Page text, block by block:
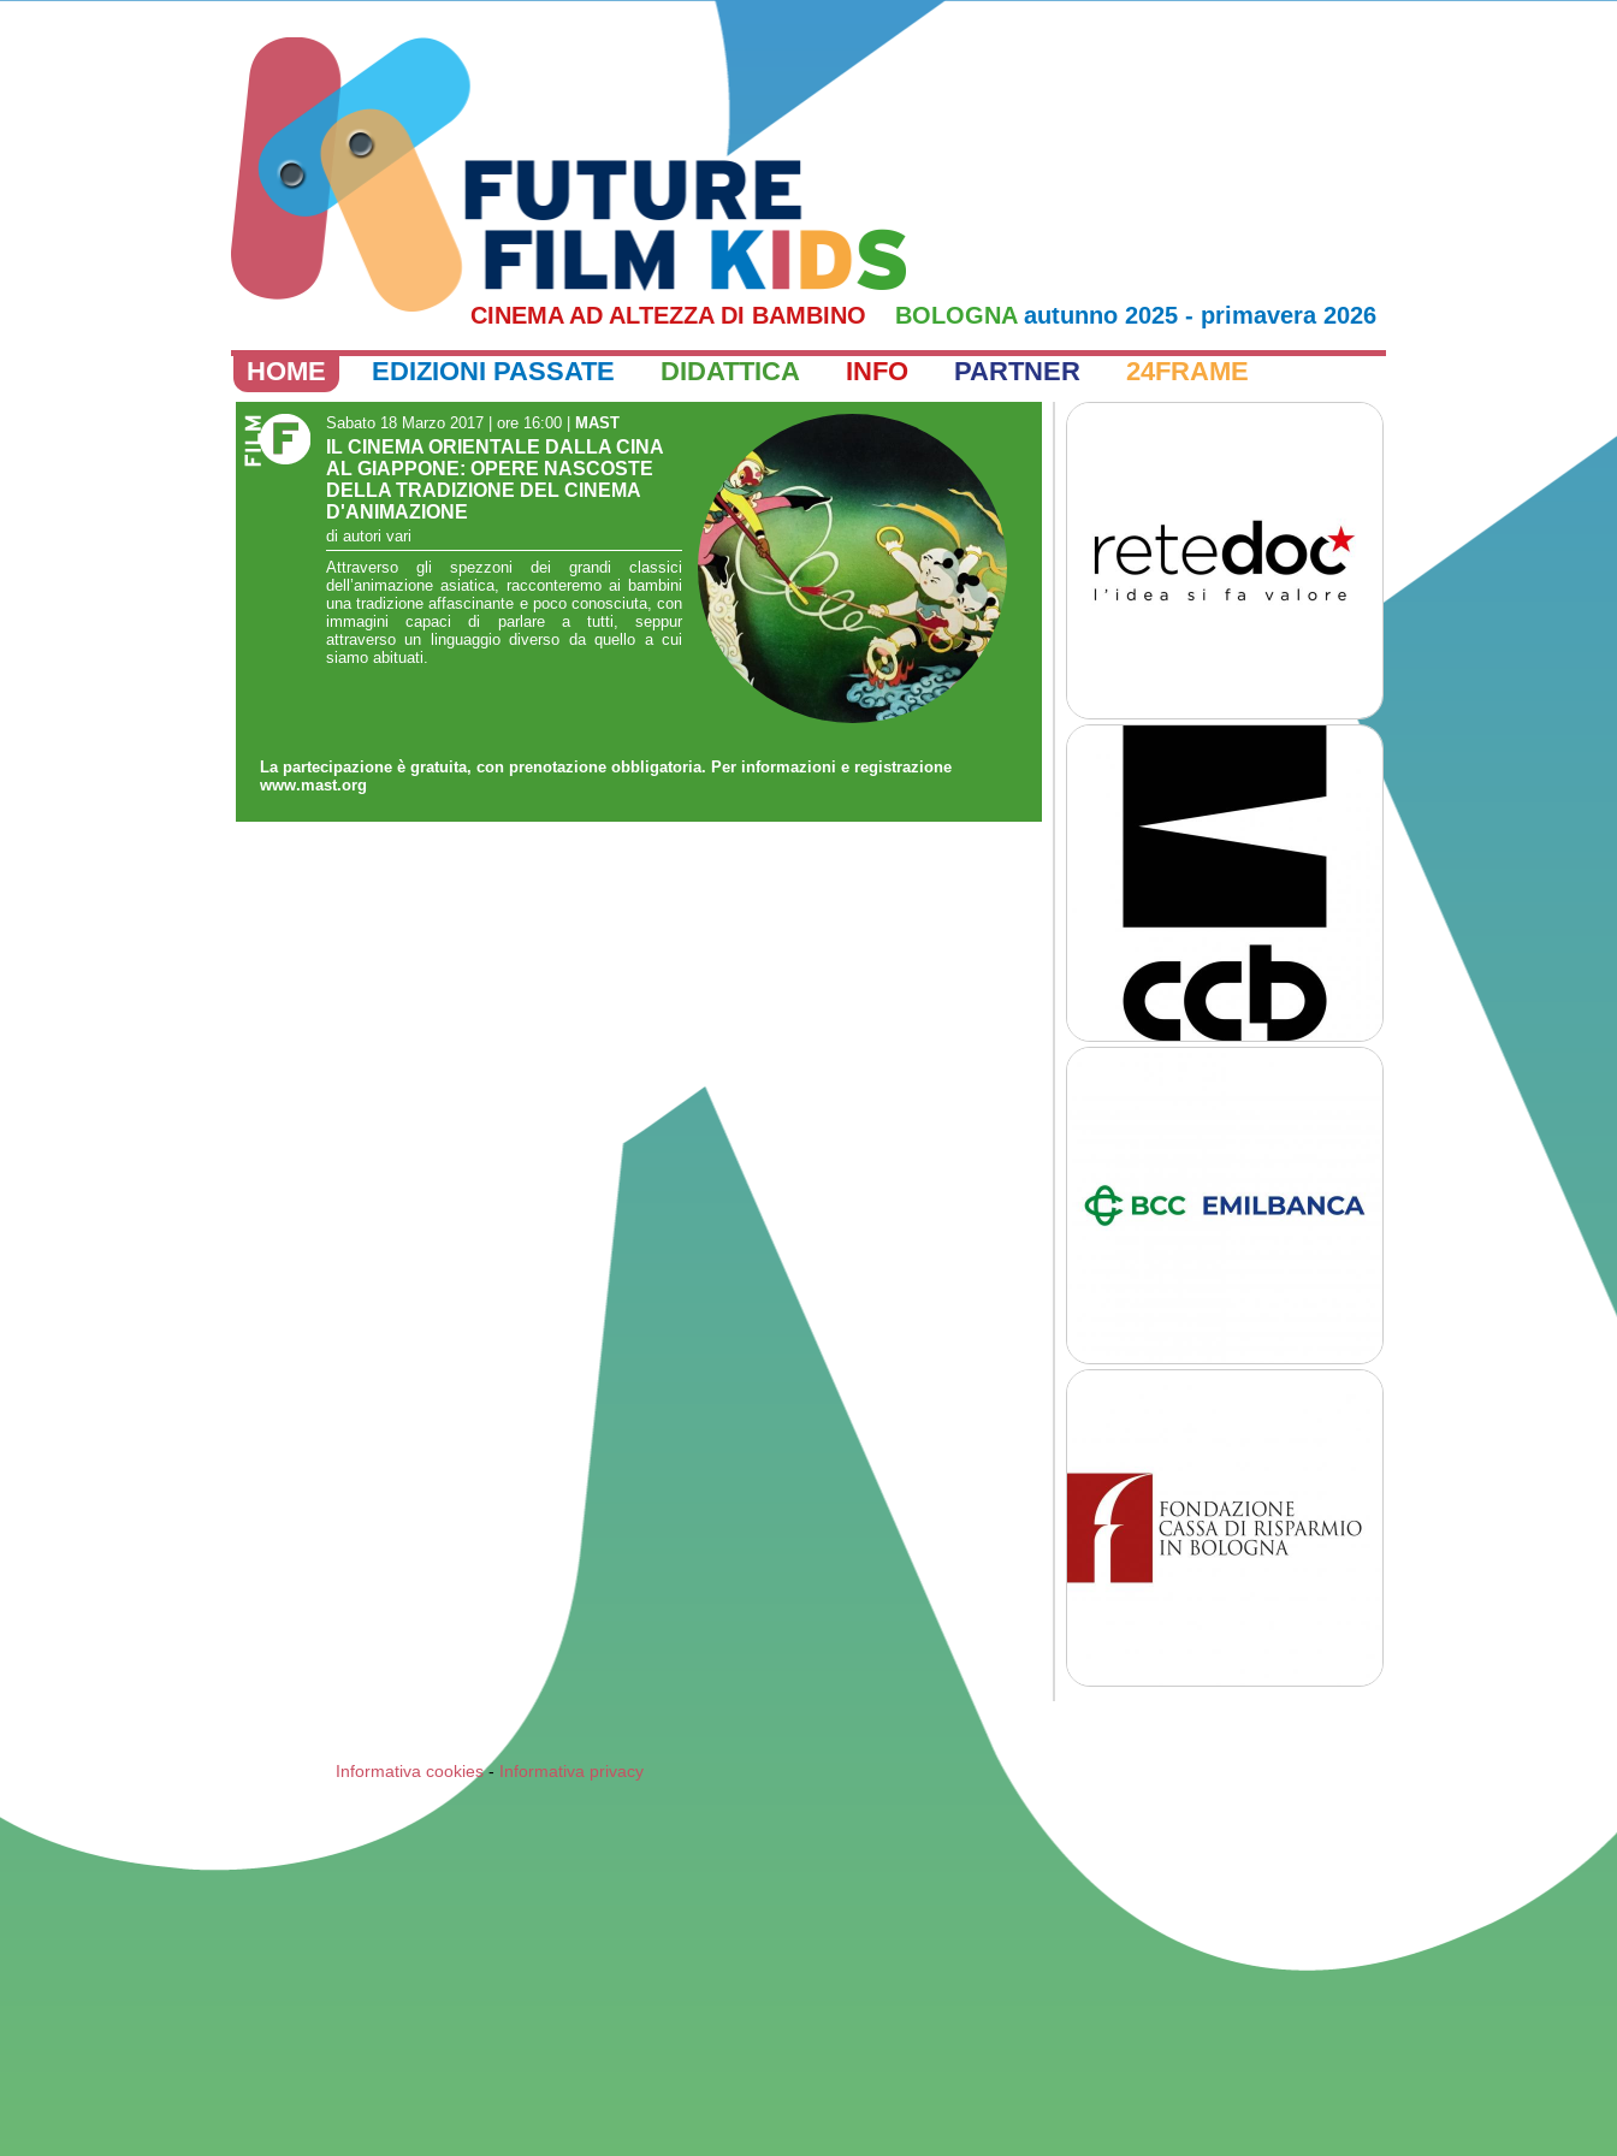
CINEMA AD ALTEZZA DI BAMBINO BOLOGNA autunno 2025 - primavera 2026
HOME EDIZIONI PASSATE DIDATTICA INFO PARTNER 24FRAME
Sabato 18 Marzo 2017 | ore 16:00 MAST
IL CINEMA ORIENTALE DALLA CINA
AL GIAPPONE: OPERE NASCOSTE
DELLA TRADIZIONE DEL CINEMA
D'ANIMAZIONE
di autori vari
Attraverso gli spezzoni dei grandi classici
dell’animazione asiatica, racconteremo ai bambini
una tradizione affascinante e poco conosciuta, con
immagini capaci di parlare a tutti, seppur
attraverso un linguaggio diverso da quello a cui
siamo abituati.
La partecipazione è gratuita, con prenotazione obbligatoria. Per informazioni e registrazione
www.mast.org
Informativa cookies- Informativa privacy